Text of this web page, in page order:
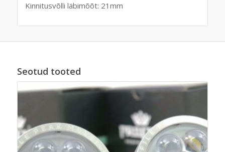
Kinnitusvõlli läbimõõt: 21mm
Seotud tooted